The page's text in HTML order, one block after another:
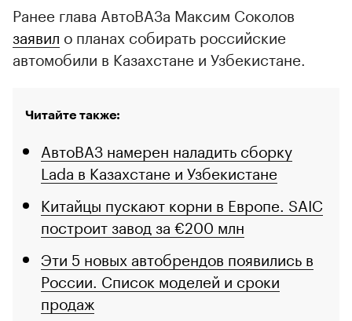
Ранее глава АвтоВАЗа Максим Соколов
заявил о планах собирать российские
автомобили в Казахстане и Узбекистане.
Читайте также:
АвтоВАЗ намерен наладить сборку
Lada в Казахстане и Узбекистане
Китайцы пускают корни в Европе. SAIC
построит завод за €200 млн
Эти 5 новых автобрендов появились в
России. Список моделей и сроки
продаж